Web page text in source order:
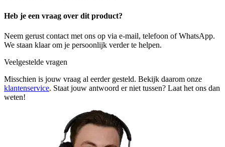
Heb je een vraag over dit product?
Neem gerust contact met ons op via e-mail, telefoon of WhatsApp.
We staan klaar om je persoonlijk verder te helpen.
Veelgestelde vragen
Misschien is jouw vraag al eerder gesteld. Bekijk daarom onze
klantenservice. Staat jouw antwoord er niet tussen? Laat het ons dan
weten!